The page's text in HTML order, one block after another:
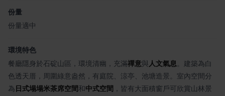
份量
份量適中
環境特色
餐廳隱身於石碇山區，環境清幽，充滿禪意與 人文氣息 。建築為白
色透天厝，周圍綠意盎然，有庭院、涼亭、池塘造景。室內空間分
為 日式塌塌米茶席空間和中式空間 ，皆有大面積窗戶可欣賞山林景